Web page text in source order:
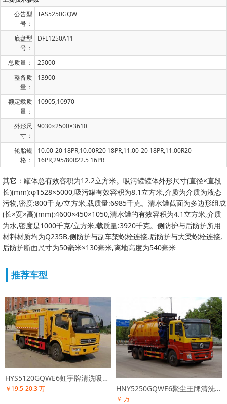
公告型
号：
TAS5250GQW
底盘型
号：
DFL1250A11
总质量：
25000
整备质
量：
13900
额定载质
量：
10905,10970
外形尺
寸：
9030×2500×3610
轮胎规
格：
10.00-20 18PR,10.00R20 18PR,11.00-20 18PR,11.00R20
16PR,295/80R22.5 16PR
其它：罐体总有效容积为12.2立方米。吸污罐罐体外形尺寸(直径×直段
长)(mm):φ1528×5000,吸污罐有效容积为8.1立方米,介质为介质为液态
污物,密度:800千克/立方米,载质量:6985千克。清水罐截面为多边形组成
(长×宽×高)(mm):4600×450×1050,清水罐的有效容积为4.1立方米,介质
为水,密度是1000千克/立方米,载质量:3920千克。侧防护与后防护所用
材料材质均为Q235B,侧防护与副车架螺栓连接,后防护与大梁螺栓连接,
后防护断面尺寸为50毫米×130毫米,离地高度为540毫米
推荐车型
HYS5120GQWE6虹宇牌清洗吸污车
￥19.5-20.3 万 HNY5250GQWE6聚尘王牌清洗吸污车
￥ 万